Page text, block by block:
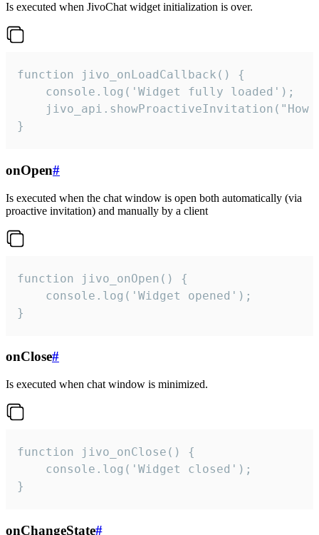
Is executed when JivoChat widget initialization is over.
function jivo_onLoadCallback() {
    console.log('Widget fully loaded');
jivo_api.showProactiveInvitation("How
}
onOpen#
Is executed when the chat window is open both automatically (via
proactive invitation) and manually by a client
function jivo_onOpen() {
    console.log('Widget opened');
}
onClose#
Is executed when chat window is minimized.
function jivo_onClose() {
    console.log('Widget closed');
}
onChangeState#